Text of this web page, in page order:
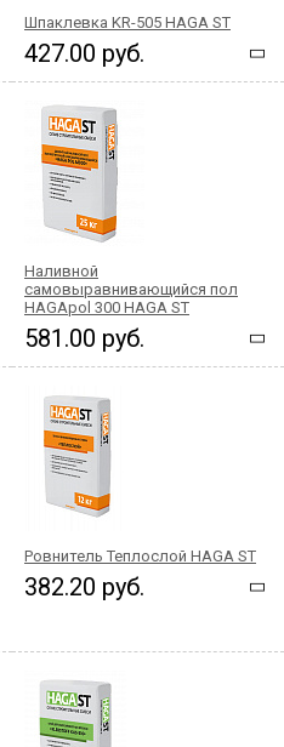
Шпаклевка KR-505 HAGA ST
427.00 руб.
Наливной
самовыравнивающийся пол
HAGApol 300 HAGA ST
581.00 руб.
Ровнитель Теплослой HAGA ST
382.20 руб.